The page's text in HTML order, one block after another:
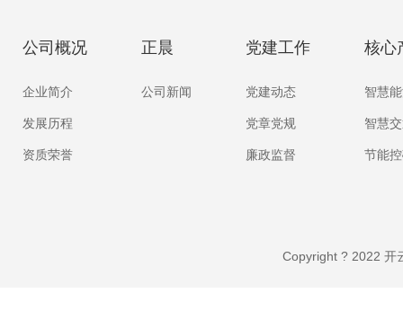
公司概况
企业简介
发展历程
资质荣誉
正晨
公司新闻
党建工作
党建动态
党章党规
廉政监督
核心
智慧
智慧
节能
Copyright ? 2022 开